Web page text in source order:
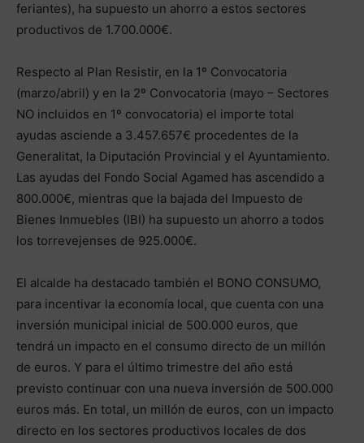
feriantes), ha supuesto un ahorro a estos sectores
productivos de 1.700.000€.
Respecto al Plan Resistir, en la 1º Convocatoria
(marzo/abril) y en la 2º Convocatoria (mayo – Sectores
NO incluidos en 1º convocatoria) el importe total
ayudas asciende a 3.457.657€ procedentes de la
Generalitat, la Diputación Provincial y el Ayuntamiento.
Las ayudas del Fondo Social Agamed has ascendido a
800.000€, mientras que la bajada del Impuesto de
Bienes Inmuebles (IBI) ha supuesto un ahorro a todos
los torrevejenses de 925.000€.
El alcalde ha destacado también el BONO CONSUMO,
para incentivar la economía local, que cuenta con una
inversión municipal inicial de 500.000 euros, que
tendrá un impacto en el consumo directo de un millón
de euros. Y para el último trimestre del año está
previsto continuar con una nueva inversión de 500.000
euros más. En total, un millón de euros, con un impacto
directo en los sectores productivos locales de dos